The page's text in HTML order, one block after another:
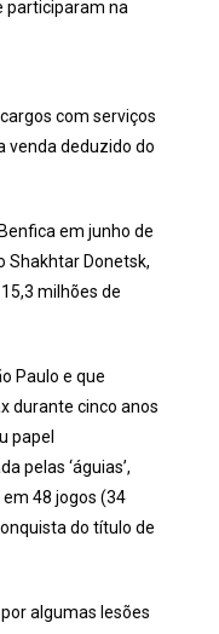
participaram na
com serviços
venda deduzido do
em junho de
Shakhtar Donetsk,
milhões de
Paulo e que
durante cinco anos
papel
pelas ‘águias’,
48 jogos (34
do título de
algumas lesões